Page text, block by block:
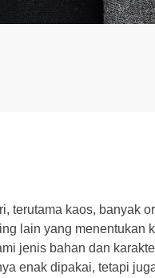
terutama kaos, banyak
lain yang menentukan
jenis bahan dan
enak dipakai, tetapi